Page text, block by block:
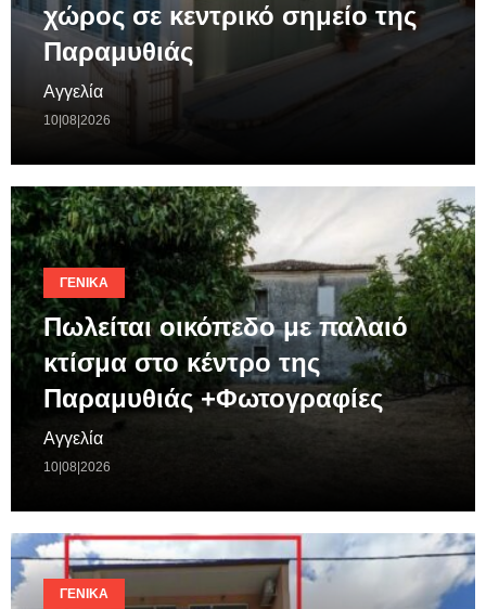
χώρος σε κεντρικό σημείο της
Παραμυθιάς
Αγγελία
10|08|2026
ΓΕΝΙΚΆ
Πωλείται οικόπεδο με παλαιό
κτίσμα στο κέντρο της
Παραμυθιάς +Φωτογραφίες
Αγγελία
10|08|2026
ΓΕΝΙΚΆ